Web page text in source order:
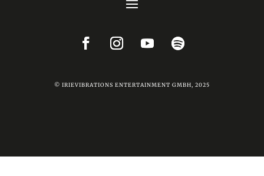
© IRIEVIBRATIONS ENTERTAINMENT GMBH, 2025